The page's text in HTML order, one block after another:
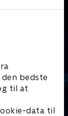
bedste
til at
data til